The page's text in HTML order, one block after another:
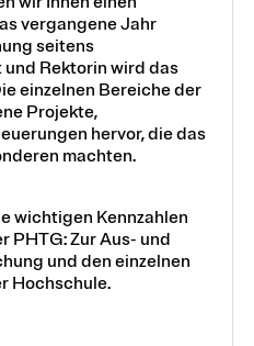
vergangene Jahr
seitens
Rektorin wird das
einzelnen Bereiche der
Projekte,
hervor, die das
machten.
wichtigen Kennzahlen
PHTG: Zur Aus- und
und den einzelnen
Hochschule.